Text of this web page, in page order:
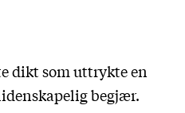
dikt som uttrykte en
begjær.